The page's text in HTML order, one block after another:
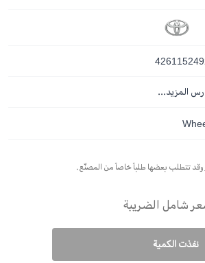
المزيد...
تتطلب بعضها طلباً خاصاً من المصنّع.
شامل الضريبة
نفذت الكمية